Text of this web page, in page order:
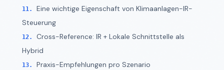
Eine wichtige Eigenschaft von Klimaanlagen-IR-
Steuerung
Cross-Reference: IR + Lokale Schnittstelle als
Hybrid
Praxis-Empfehlungen pro Szenario